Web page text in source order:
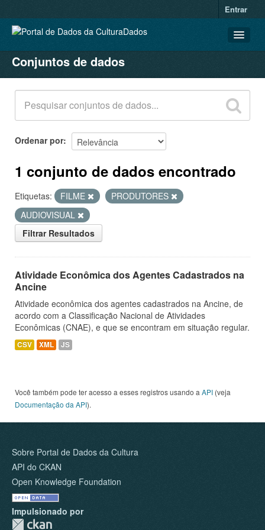
Entrar
CONJUNTOS DE DADOS
ORGANIZAÇÕES
GRUPOS
SOBRE
Conjuntos de dados
Ordenar por
1 conjunto de dados encontrado
Etiquetas: FILME
PRODUTORES
AUDIOVISUAL
Filtrar Resultados
Atividade Econômica dos Agentes Cadastrados na
Ancine
Atividade econômica dos agentes cadastrados na Ancine, de
acordo com a Classificação Nacional de Atividades
Econômicas (CNAE), e que se encontram em situação regular.
CSV XML JS
Você também pode ter acesso a esses registros usando a API (veja
Documentação da API).
Sobre Portal de Dados da Cultura
API do CKAN
Open Knowledge Foundation
Impulsionado por